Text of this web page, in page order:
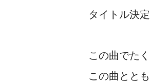
タイトル決
この曲でた
この曲とと